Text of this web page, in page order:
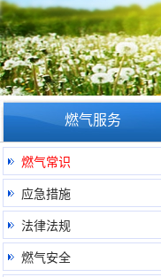
燃气服务
燃气常识
应急措施
法律法规
燃气安全